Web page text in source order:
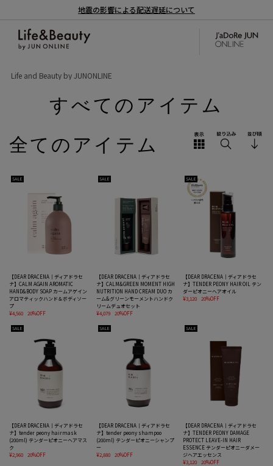
地震の影響による配送遅延について
Life and Beauty by JUNONLINE
すべてのアイテム
全てのアイテム
SALE
【DEAR DRACENA｜ディアドラセ
ナ】CALM AGAIN AROMATIC
HAND&BODY SOAP カームアゲイン
アロマティックハンド＆ボディソー
プ
¥4,560
20%OFF
SALE
【DEAR DRACENA｜ディアドラセ
ナ】CALM&GREEN MOMENT HIGH
NUTRITION HAND CREAM DUO カ
ーム&グリーンモーメントハンドク
リームデュオセット
¥4,079
20%OFF
SALE
【DEAR DRACENA｜ディアドラセ
ナ】TENDER PEONY HAIR OIL テン
ダーピオニーヘアオイル
¥3,120
20%OFF
SALE
【DEAR DRACENA｜ディアドラセ
ナ】tender peony hairmask
(200ml) テンダーピオニーヘアマス
ク
¥2,960
20%OFF
SALE
【DEAR DRACENA｜ディアドラセ
ナ】tender peony shampoo
(200ml) テンダーピオニーシャンプ
ー
¥2,880
20%OFF
SALE
【DEAR DRACENA｜ディアドラセ
ナ】TENDER PEONY DAMAGE
PROTECT LEAVE-IN HAIR
ESSENCE テンダーピオニーダメー
ジヘアエッセンス
¥3,120
20%OFF